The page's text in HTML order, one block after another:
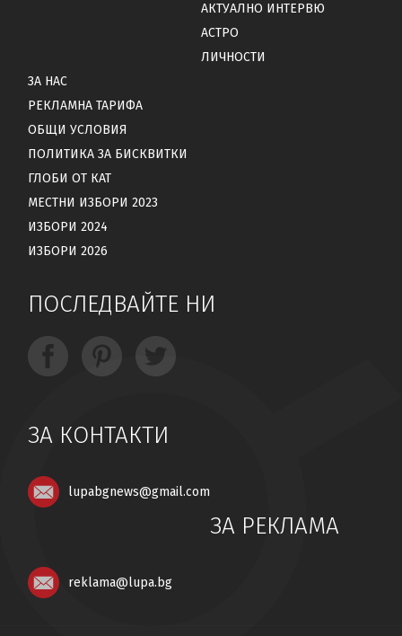
АКТУАЛНО ИНТЕРВЮ
АСТРО
ЛИЧНОСТИ
ЗА НАС
РЕКЛАМНА ТАРИФА
ОБЩИ УСЛОВИЯ
ПОЛИТИКА ЗА БИСКВИТКИ
ГЛОБИ ОТ КАТ
МЕСТНИ ИЗБОРИ 2023
ИЗБОРИ 2024
ИЗБОРИ 2026
ПОСЛЕДВАЙТЕ НИ
ЗА КОНТАКТИ
lupabgnews@gmail.com
ЗА РЕКЛАМА
reklama@lupa.bg